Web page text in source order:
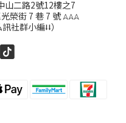
山二路2號12樓之7
榮街 7 巷 7 號𖤂𖤂𖤂
社群小編⭣⭣）